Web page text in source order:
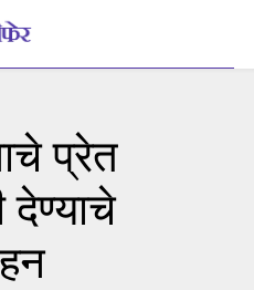
प्रेत
देण्याचे